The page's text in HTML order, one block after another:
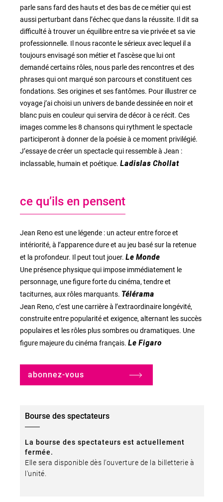
parle sans fard des hauts et des bas de ce métier qui est
aussi perturbant dans l’échec que dans la réussite. Il dit sa
difficulté à trouver un équilibre entre sa vie privée et sa vie
professionnelle. Il nous raconte le sérieux avec lequel il a
toujours envisagé son métier et l’ascèse que lui ont
demandé certains rôles, nous parle des rencontres et des
phrases qui ont marqué son parcours et constituent ces
fondations. Ses origines et ses fantômes. Pour illustrer ce
voyage j’ai choisi un univers de bande dessinée en noir et
blanc puis en couleur qui servira de décor à ce récit. Ces
images comme les 8 chansons qui rythment le spectacle
participeront à donner de la poésie à ce moment privilégié.
J’essaye de créer un spectacle qui ressemble à Jean :
inclassable, humain et poétique. Ladislas Chollat
ce qu’ils en pensent
Jean Reno est une légende : un acteur entre force et
intériorité, à l’apparence dure et au jeu basé sur la retenue
et la profondeur. Il peut tout jouer. Le Monde
Une présence physique qui impose immédiatement le
personnage, une figure forte du cinéma, tendre et
taciturnes, aux rôles marquants. Télérama
Jean Reno, c’est une carrière à l’extraordinaire longévité,
construite entre popularité et exigence, alternant les succès
populaires et les rôles plus sombres ou dramatiques. Une
figure majeure du cinéma français. Le Figaro
abonnez-vous
Bourse des spectateurs
La bourse des spectateurs est actuellement
fermée.
Elle sera disponible dès l'ouverture de la billetterie à
l'unité.